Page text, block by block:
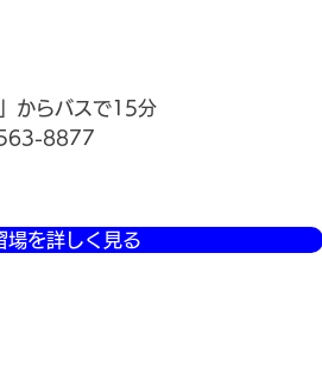
からバスで15分
8877
場を詳しく見る